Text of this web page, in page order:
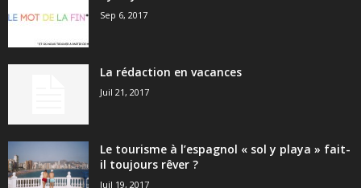
Sep 6, 2017
La rédaction en vacances
Juil 21, 2017
Le tourisme à l’espagnol « sol y playa » fait-
il toujours rêver ?
Juil 19, 2017